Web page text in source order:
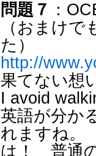
問題７ ：
（おまけ
た）
http://
果てない想
I avoid
英語が分か
れますね。
は！ 普通